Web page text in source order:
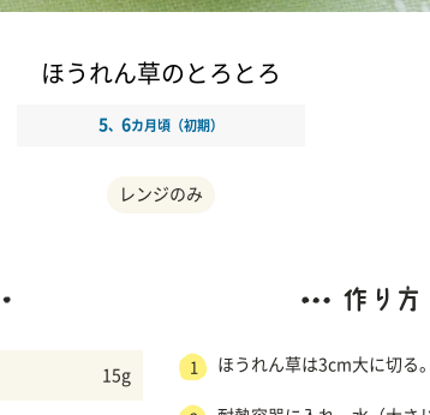
ほうれん草のとろとろ
5、 6カ月頃（初期）
レンジのみ
15g 1 ほうれん草は3cm大に切る